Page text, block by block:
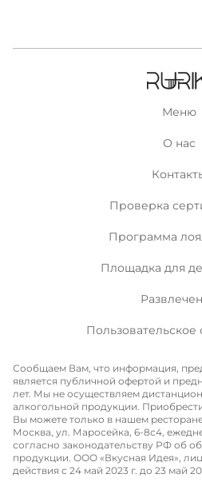
Меню
О нас
Проверка
Программа
Площадка для
Сообщаем Вам, что информация,
является публичной офертой и
лет. Мы не осуществляем
алкогольной продукции.
Вы можете только в нашем
Москва, ул. Маросейка, 6-8с4,
согласно законодательству РФ об
продукции. ООО «Вкусная Идея»,
действия с 24 май 2023 г. до 23 май